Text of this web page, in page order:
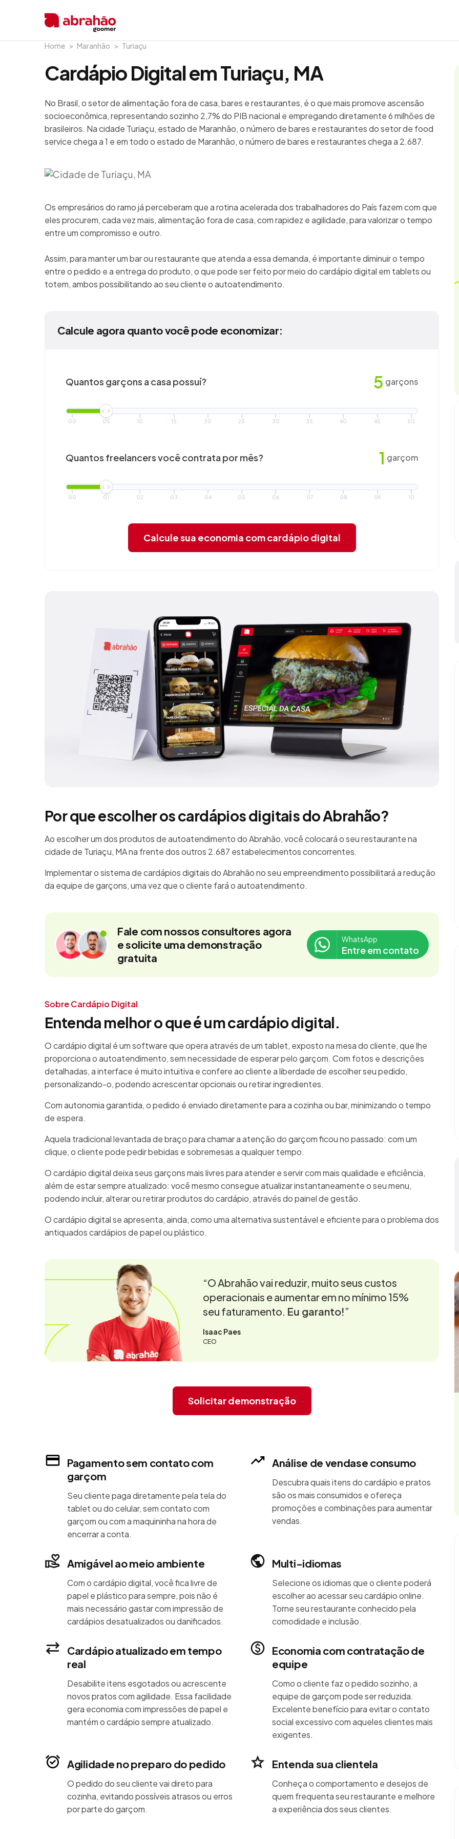
Home Maranhão Turiaçu
Cardápio Digital em Turiaçu, MA
No Brasil, o setor de alimentação fora de casa, bares e restaurantes, é o que mais promove ascensão
socioeconômica, representando sozinho 2,7% do PIB nacional e empregando diretamente 6 milhões de
brasileiros. Na cidade Turiaçu, estado de Maranhão, o número de bares e restaurantes do setor de food
service chega a 1 e em todo o estado de Maranhão, o número de bares e restaurantes chega a 2.687.
Os empresários do ramo já perceberam que a rotina acelerada dos trabalhadores do País fazem com que
eles procurem, cada vez mais, alimentação fora de casa, com rapidez e agilidade, para valorizar o tempo
entre um compromisso e outro.
Assim, para manter um bar ou restaurante que atenda a essa demanda, é importante diminuir o tempo
entre o pedido e a entrega do produto, o que pode ser feito por meio do cardápio digital em tablets ou
totem, ambos possibilitando ao seu cliente o autoatendimento.
Calcule agora quanto você pode economizar:
Quantos garçons a casa possuí? 5 garçons
00 05 10 15 20 25 30 35 40 45 50
Quantos freelancers vocêcontrata por mês? 1 garçom
00 01 02 03 04 05 06 07 08 09 10
Calcule sua economia com cardápio digital
Por que escolher os cardápios digitais do Abrahão?
Ao escolher um dos produtos de autoatendimento do Abrahão, você colocará o seu restaurante na
cidade de Turiaçu, MA na frente dos outros 2.687 estabelecimentos concorrentes.
Implementar o sistema de cardápios digitais do Abrahão no seu empreendimento possibilitará a redução
da equipe de garçons, uma vez que o cliente fará o autoatendimento.
Fale com nossos consultores agora
e solicite uma demonstração
gratuita
WhatsApp
Entre em contato
Sobre Cardápio Digital
Entenda melhor o que é um cardápio digital.
O cardápio digital é um software que opera através de um tablet, exposto na mesa do cliente, que lhe
proporciona o autoatendimento, sem necessidade de esperar pelo garçom. Com fotos e descrições
detalhadas, a interface é muito intuitiva e confere ao cliente a liberdade de escolher seu pedido,
personalizando-o, podendo acrescentar opcionais ou retirar ingredientes.
Com autonomia garantida, o pedido é enviado diretamente para a cozinha ou bar, minimizando o tempo
de espera.
Aquela tradicional levantada de braço para chamar a atenção do garçom ficou no passado: com um
clique, o cliente pode pedir bebidas e sobremesas a qualquer tempo.
O cardápio digital deixa seus garçons mais livres para atender e servir com mais qualidade e eficiência,
além de estar sempre atualizado: você mesmo consegue atualizar instantaneamente o seu menu,
podendo incluir, alterar ou retirar produtos do cardápio, através do painel de gestão.
O cardápio digital se apresenta, ainda, como uma alternativa sustentável e eficiente para o problema dos
antiquados cardápios de papel ou plástico.
“O Abrahão vai reduzir, muito seus custos
operacionais e aumentar em no mínimo 15%
seu faturamento. Eu garanto!”
Isaac Paes
CEO
Solicitar demonstração
Pagamento sem contato com
garçom
Seu cliente paga diretamente pela tela do
tablet ou do celular, sem contato com
garçom ou com a maquininha na hora de
encerrar a conta.
Análise de vendase consumo
Descubra quais itens do cardápio e pratos
são os mais consumidos e ofereça
promoções e combinações para aumentar
vendas.
Amigável ao meio ambiente
Com o cardápio digital, você fica livre de
papel e plástico para sempre, pois não é
mais necessário gastar com impressão de
cardápios desatualizados ou danificados.
Multi-idiomas
Selecione os idiomas que o cliente poderá
escolher ao acessar seu cardápio online.
Torne seu restaurante conhecido pela
comodidade e inclusão.
Cardápio atualizado em tempo
real
Desabilite itens esgotados ou acrescente
novos pratos com agilidade. Essa facilidade
gera economia com impressões de papel e
mantém o cardápio sempre atualizado.
Economia com contratação de
equipe
Como o cliente faz o pedido sozinho, a
equipe de garçom pode ser reduzida.
Excelente benefício para evitar o contato
social excessivo com aqueles clientes mais
exigentes.
Agilidade no preparo do pedido
O pedido do seu cliente vai direto para
cozinha, evitando possíveis atrasos ou erros
por parte do garçom.
Entenda sua clientela
Conheça o comportamento e desejos de
quem frequenta seu restaurante e melhore
a experiência dos seus clientes.